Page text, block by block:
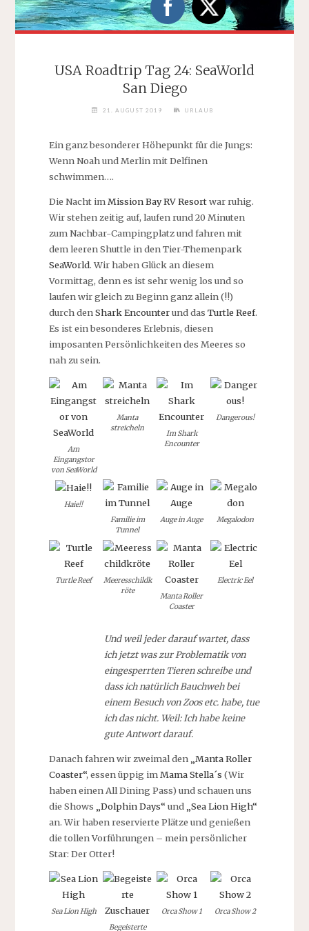
USA Roadtrip Tag 24: SeaWorld
San Diego
21. AUGUST 2019 URLAUB
Ein ganz besonderer Höhepunkt für die Jungs:
Wenn Noah und Merlin mit Delfinen
schwimmen….
Die Nacht imMission Bay RV Resortwar ruhig.
Wir stehen zeitig auf, laufen rund 20 Minuten
zum Nachbar-Campingplatz und fahren mit
dem leeren Shuttle in den Tier-Themenpark
SeaWorld. Wir haben Glück an diesem
Vormittag, denn es ist sehr wenig los und so
laufen wir gleich zu Beginn ganz allein (!!)
durch denShark Encounterund das Turtle Reef.
Es ist ein besonderes Erlebnis, diesen
imposanten Persönlichkeiten des Meeres so
nah zu sein.
Am
Eingangstor
von SeaWorld
Manta
streicheln
Im Shark
Encounter
Dangerous!
Haie!!
Familie im
Tunnel
Auge in Auge Megalodon
Turtle Reef
Meeresschildk
röte
Manta Roller
Coaster
Electric Eel
Und weil jeder darauf wartet, dass
ich jetzt was zur Problematik von
eingesperrten Tieren schreibe und
dass ich natürlich Bauchweh bei
einem Besuch von Zoos etc. habe, tue
ich das nicht. Weil: Ich habe keine
gute Antwort darauf.
Danach fahren wir zweimal den
„Manta Roller
Coaster“, essen üppig imMama Stella´s (Wir
haben einen All Dining Pass) und schauen uns
die Shows
„Dolphin Days“ und
„Sea Lion High“
an. Wir haben reservierte Plätze und genießen
die tollen Vorführungen – mein persönlicher
Star: Der Otter!
Sea Lion High
Begeisterte
Orca Show 1 Orca Show 2